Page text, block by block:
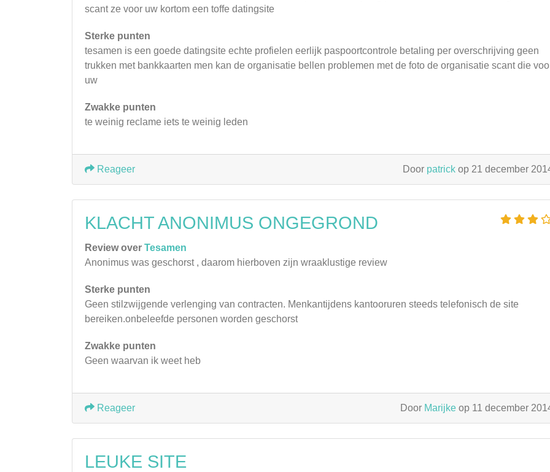
scant ze voor uw kortom een toffe datingsite
Sterke punten
tesamen is een goede datingsite echte profielen eerlijk paspoortcontrole betaling per overschrijving geen
trukken met bankkaarten men kan de organisatie bellen problemen met de foto de organisatie scant die
uw
Zwakke punten
te weinig reclame iets te weinig leden
Door patrick op 21 december
Reageer
KLACHT ANONIMUS ONGEGROND
Review over Tesamen
Anonimus was geschorst , daarom hierboven zijn wraaklustige review
Sterke punten
Geen stilzwijgende verlenging van contracten. Menkantijdens kantooruren steeds telefonisch de site
bereiken.onbeleefde personen worden geschorst
Zwakke punten
Geen waarvan ik weet heb
Door Marijke op 11 december
Reageer
LEUKE SITE